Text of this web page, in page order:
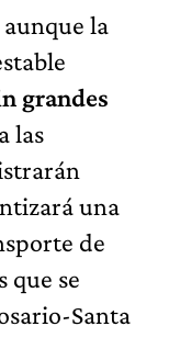
la
grandes
las
una
de
que se
Santa